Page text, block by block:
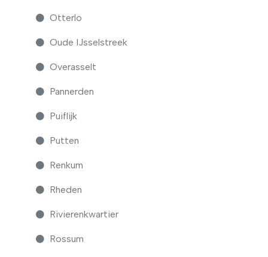
Otterlo
Oude IJsselstreek
Overasselt
Pannerden
Puiflijk
Putten
Renkum
Rheden
Rivierenkwartier
Rossum